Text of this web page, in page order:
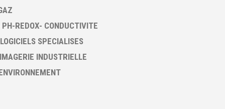
REDOX- CONDUCTIVITE
SPECIALISES
INDUSTRIELLE